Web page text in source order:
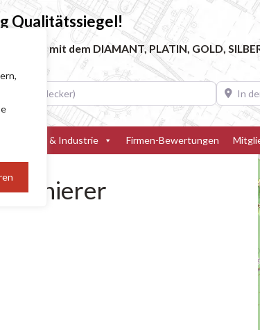
Qualitätssiegel!
die mit dem DIAMANT, PLATIN, GOLD,
In der
Hersteller & Industrie Firmen-Bewertungen